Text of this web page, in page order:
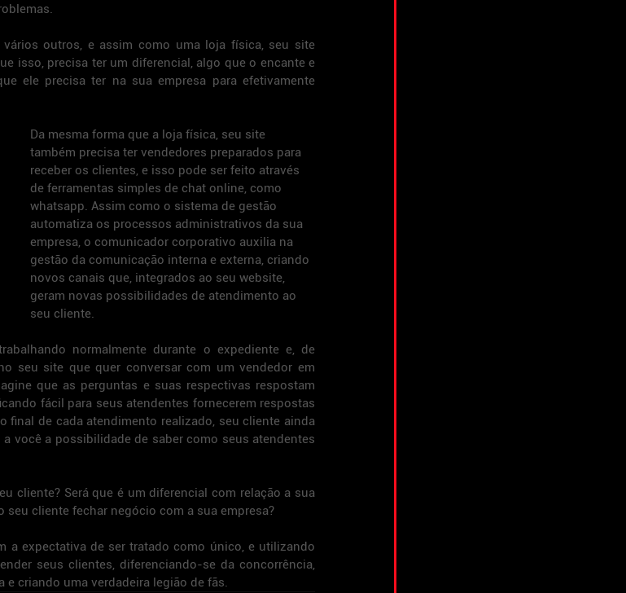
outros, e assim como uma loja física, seu site
isso, precisa ter um diferencial, algo que o encante e
ele precisa ter na sua empresa para efetivamente
Da mesma forma que a loja física, seu site
também precisa ter vendedores preparados para
receber os clientes, e isso pode ser feito através
de ferramentas simples de chat online, como
whatsapp. Assim como o sistema de gestão
automatiza os processos administrativos da sua
empresa, o comunicador corporativo auxilia na
gestão da comunicação interna e externa, criando
novos canais que, integrados ao seu website,
geram novas possibilidades de atendimento ao
seu cliente.
normalmente durante o expediente e, de
seu site que quer conversar com um vendedor em
que as perguntas e suas respectivas respostam
fácil para seus atendentes fornecerem respostas
final de cada atendimento realizado, seu cliente ainda
você a possibilidade de saber como seus atendentes
cliente? Será que é um diferencial com relação a sua
seu cliente fechar negócio com a sua empresa?
a expectativa de ser tratado como único, e utilizando
seus clientes, diferenciando-se da concorrência,
e criando uma verdadeira legião de fãs.